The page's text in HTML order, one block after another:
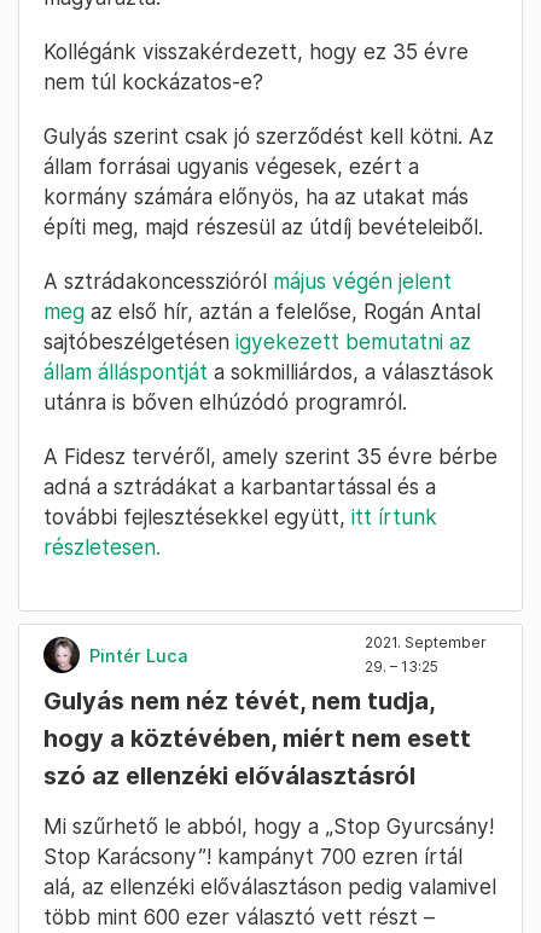
Kollégánk visszakérdezett, hogy ez 35 évre
nem túl kockázatos-e?
Gulyás szerint csak jó szerződést kell kötni. Az
állam forrásai ugyanis végesek, ezért a
kormány számára előnyös, ha az utakat más
építi meg, majd részesül az útdíj bevételeiből.
A sztrádakoncesszióról május végén jelent
meg az első hír, aztán a felelőse, Rogán Antal
sajtóbeszélgetésen igyekezett bemutatni az
állam álláspontját a sokmilliárdos, a választások
utánra is bőven elhúzódó programról.
A Fidesz tervéről, amely szerint 35 évre bérbe
adná a sztrádákat a karbantartással és a
további fejlesztésekkel együtt, itt írtunk
részletesen.
Pintér Luca
2021. September
29. – 13:25
Gulyás nem néz tévét, nem tudja,
hogy a köztévében, miért nem esett
szó az ellenzéki előválasztásról
Mi szűrhető le abból, hogy a „Stop Gyurcsány!
Stop Karácsony”! kampányt 700 ezren írtál
alá, az ellenzéki előválasztáson pedig valamivel
több mint 600 ezer választó vett részt –